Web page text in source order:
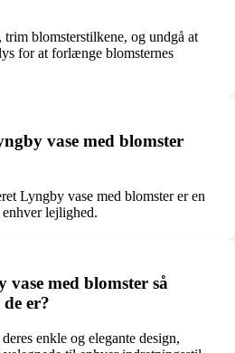
blomsterstilkene, og undgå at
for at forlænge blomsternes
vase med blomster
Lyngby vase med blomster er en
lejlighed.
med blomster så
er?
enkle og elegante design,